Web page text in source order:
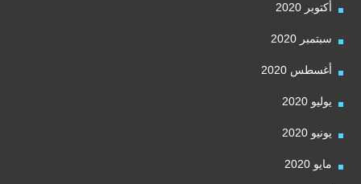
أكتوبر 2020
سبتمبر 2020
أغسطس 2020
يوليو 2020
يونيو 2020
مايو 2020